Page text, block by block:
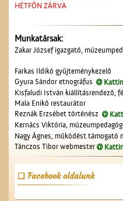
Az
A
HÉTFŐN ZÁRVA
Munkatársak:
Zakar József igazgató,
Farkas Ildikó gyűjteménykezelő
Gyura Sándor etnográfus
Kisfaludi István kiállításrendező,
Mala Enikő restaurátor
Reznák Erzsébet történész
Kernács Viktória,
Nagy Ágnes, működést támogató
Tánczos Tibor webmester
Facebook oldalunk